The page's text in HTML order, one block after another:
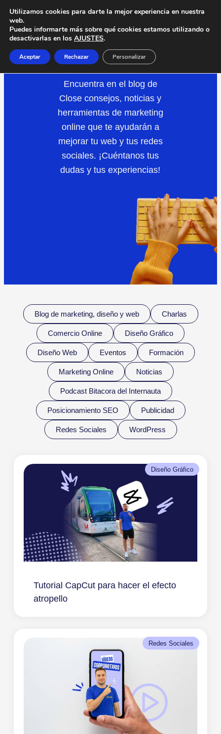
Saltar
al
contenido
CHARLAS
Encuentra en el blog de
Close consejos, noticias y
herramientas de marketing
online que te ayudarán a
mejorar tu web y tus redes
sociales. ¡Cuéntanos tus
dudas y tus experiencias!
Blog de marketing, diseño y web Charlas
Comercio Online Diseño Gráfico
Diseño Web Eventos Formación
Marketing Online Noticias
Podcast Bitacora del Internauta
Posicionamiento SEO Publicidad
Redes Sociales WordPress
Diseño Gráfico
Tutorial CapCut para hacer el efecto
atropello
Redes Sociales
Utilizamos cookies para darte la mejor experiencia en nuestra
web.
Puedes informarte más sobre qué cookies estamos utilizando o
desactivarlas en los AJUSTES.
Aceptar Rechazar Personalizar